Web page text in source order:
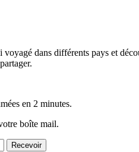
dans différents pays et
en 2 minutes.
boîte mail.
Recevoir